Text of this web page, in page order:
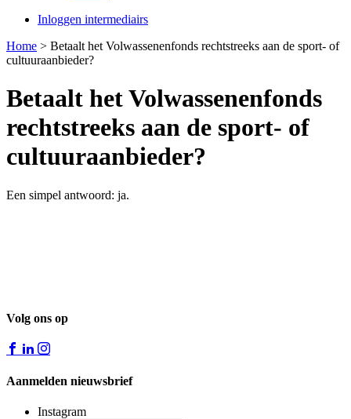
Inloggen intermediairs
Home > Betaalt het Volwassenenfonds rechtstreeks aan de sport- of
cultuuraanbieder?
Betaalt het Volwassenenfonds
rechtstreeks aan de sport- of
cultuuraanbieder?
Een simpel antwoord: ja.
Volg ons op
Aanmelden nieuwsbrief
Instagram